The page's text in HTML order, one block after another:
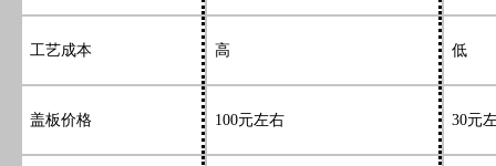
工艺成本 高 低
盖板价格 100元左右 30元